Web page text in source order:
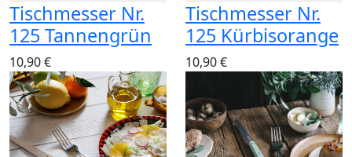
Tischmesser Nr.
125 Tannengrün
10,90 €
Tischmesser Nr.
125 Kürbisorange
10,90 €